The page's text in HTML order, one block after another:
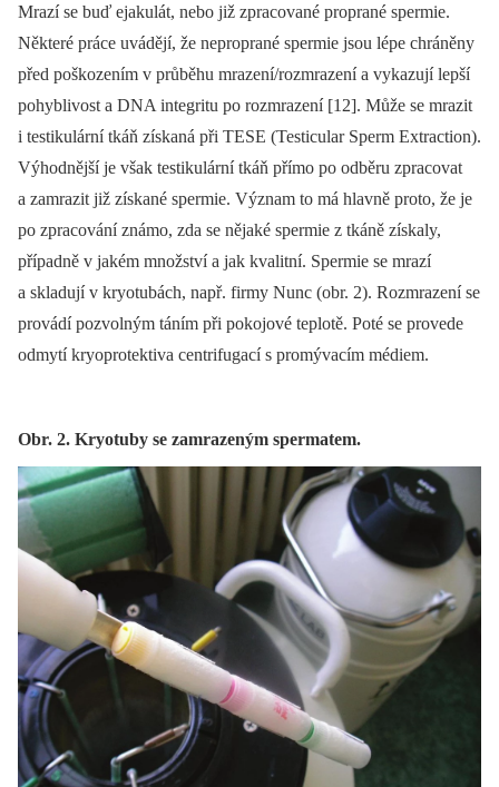
Mrazí se buď ejakulát, nebo již zpracované proprané spermie.
Některé práce uvádějí, že neproprané spermie jsou lépe chráněny
před poškozením v průběhu mrazení/rozmrazení a vykazují lepší
pohyblivost a DNA integritu po rozmrazení [12]. Může se mrazit
i testikulární tkáň získaná při TESE (Testicular Sperm Extraction).
Výhodnější je však testikulární tkáň přímo po odběru zpracovat
a zamrazit již získané spermie. Význam to má hlavně proto, že je
po zpracování známo, zda se nějaké spermie z tkáně získaly,
případně v jakém množství a jak kvalitní. Spermie se mrazí
a skladují v kryotubách, např. firmy Nunc (obr. 2). Rozmrazení se
provádí pozvolným táním při pokojové teplotě. Poté se provede
odmytí kryoprotektiva centrifugací s promývacím médiem.
Obr. 2. Kryotuby se zamrazeným spermatem.